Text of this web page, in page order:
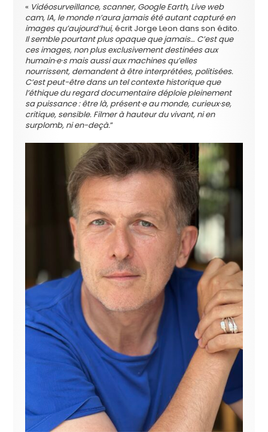
« Vidéosurveillance, scanner, Google Earth, Live web
cam, IA, le monde n’aura jamais été autant capturé en
images qu’aujourd’hui,écrit Jorge Leon dans son édito.
Il semble pourtant plus opaque que jamais… C’est que
ces images, non plus exclusivement destinées aux
humain·e·s mais aussi aux machines qu’elles
nourrissent, demandent à être interprétées, politisées.
C’est peut-être dans un tel contexte historique que
l’éthique du regard documentaire déploie pleinement
sa puissance : être là, présent·e au monde, curieux·se,
critique, sensible. Filmer à hauteur du vivant, ni en
surplomb, ni en-deçà.”